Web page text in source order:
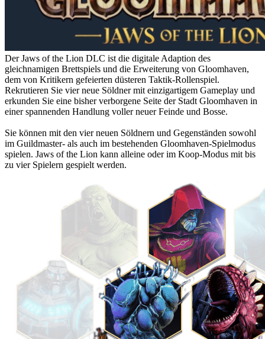
Der Jaws of the Lion DLC ist die digitale Adaption des
gleichnamigen Brettspiels und die Erweiterung von Gloomhaven,
dem von Kritikern gefeierten düsteren Taktik-Rollenspiel.
Rekrutieren Sie vier neue Söldner mit einzigartigem Gameplay und
erkunden Sie eine bisher verborgene Seite der Stadt Gloomhaven in
einer spannenden Handlung voller neuer Feinde und Bosse.
Sie können mit den vier neuen Söldnern und Gegenständen sowohl
im Guildmaster- als auch im bestehenden Gloomhaven-Spielmodus
spielen. Jaws of the Lion kann alleine oder im Koop-Modus mit bis
zu vier Spielern gespielt werden.